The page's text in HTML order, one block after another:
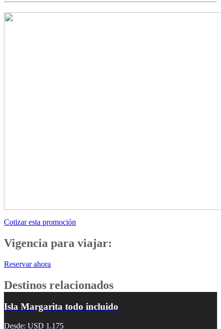
Cotizar esta promoción
Vigencia para viajar:
Reservar ahora
Destinos relacionados
Isla Margarita todo incluido
Desde: USD 1.175